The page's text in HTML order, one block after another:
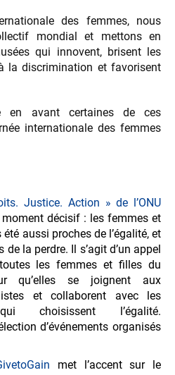
des femmes, nous
mondial et mettons en
qui innovent, brisent les
la discrimination et favorisent
en avant certaines de ces
internationale des femmes
Justice. Action » de l’ONU
décisif : les femmes et
aussi proches de l’égalité, et
la perdre. Il s’agit d’un appel
les femmes et filles du
qu’elles se joignent aux
et collaborent avec les
choisissent l’égalité.
d’événements organisés
met l’accent sur le